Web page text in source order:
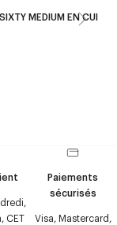
MEDIUM EN CUIR
CET
Paiements
sécurisés
Visa, Mastercard,